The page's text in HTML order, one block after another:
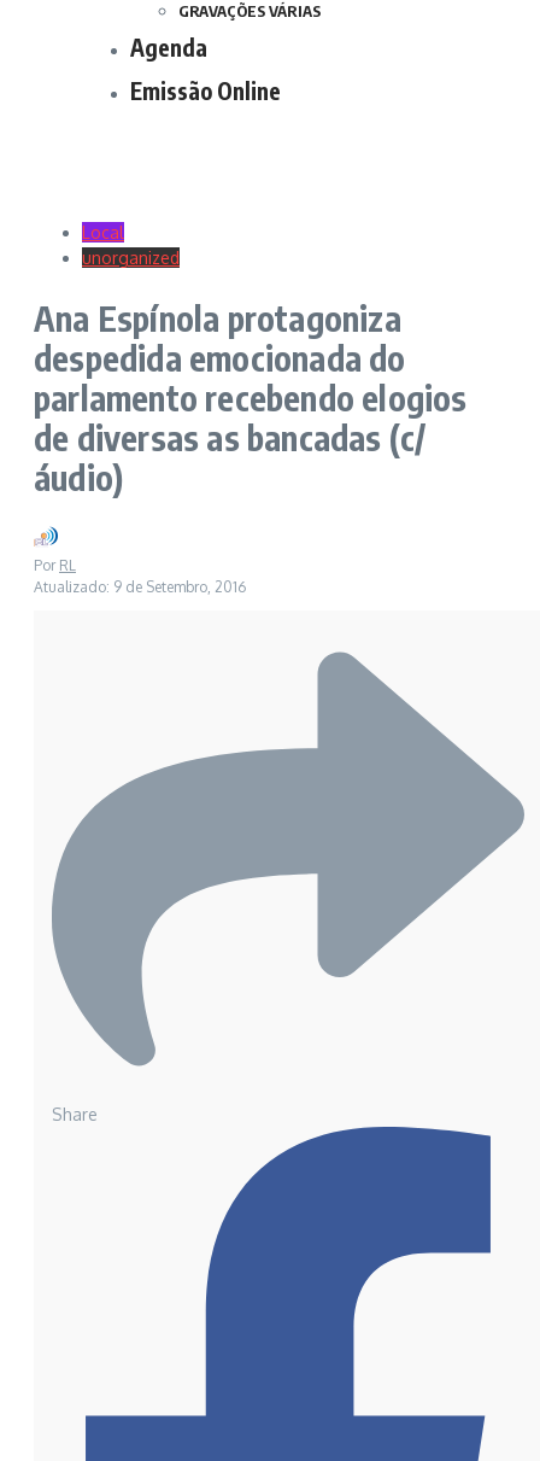
GRAVAÇÕES VÁRIAS
Agenda
Emissão Online
Local
unorganized
Ana Espínola protagoniza
despedida emocionada do
parlamento recebendo elogios
de diversas as bancadas (c/
áudio)
Por RL
Atualizado: 9 de Setembro, 2016
Share